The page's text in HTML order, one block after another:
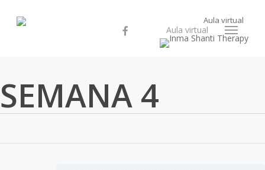
Aula virtual
facebookinstagram
Aula virtual Menu
SEMANA 4